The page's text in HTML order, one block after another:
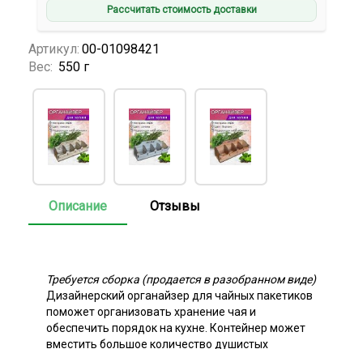
Рассчитать стоимость доставки
Артикул: 00-01098421
Вес: 550 г
Описание Отзывы
Требуется сборка (продается в разобранном виде)
Дизайнерский органайзер для чайных пакетиков
поможет организовать хранение чая и
обеспечить порядок на кухне. Контейнер может
вместить большое количество душистых